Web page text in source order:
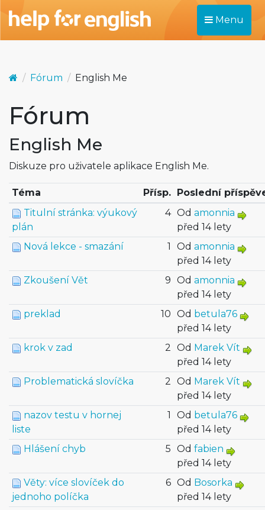
Menu
Fórum English Me
Fórum
English Me
Diskuze pro uživatele aplikace English Me.
Téma Přísp. Poslední
Titulní stránka: výukový
plán
4 Od amonnia
před 14 lety
Nová lekce - smazání
1 Od amonnia
před 14 lety
Zkoušení Vět
9 Od amonnia
před 14 lety
preklad
10 Od betula76
před 14 lety
krok v zad
2 Od Marek Vít
před 14 lety
Problematická slovíčka
2 Od Marek Vít
před 14 lety
nazov testu v hornej
liste
1 Od betula76
před 14 lety
Hlášení chyb
5 Od fabien
před 14 lety
Věty: více slovíček do
jednoho políčka
6 Od Bosorka
před 14 lety